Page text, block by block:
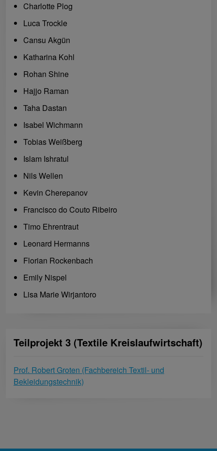
Charlotte Plog
Luca Trockle
Cansu Akgün
Katharina Kohl
Rohan Shine
Hajjo Raman
Taha Dastan
Isabel Wichmann
Tobias Weißberg
Islam Ishratul
Nils Wellen
Kevin Cherepanov
Francisco do Couto Ribeiro
Timo Ehrentraut
Leonard Hermanns
Florian Rockenbach
Emily Nispel
Lisa Marie Wirjantoro
Teilprojekt 3 (Textile Kreislaufwirtschaft)
Prof. Robert Groten (Fachbereich Textil- und
Bekleidungstechnik)